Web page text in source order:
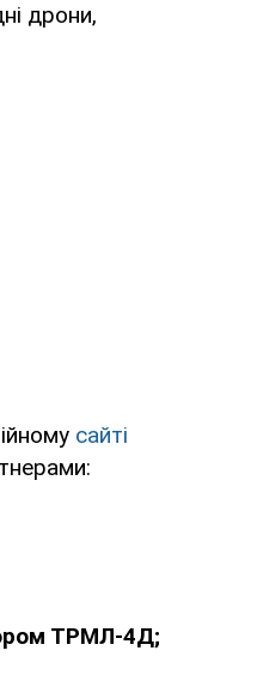
дрони,
сайті
ТРМЛ-4Д;